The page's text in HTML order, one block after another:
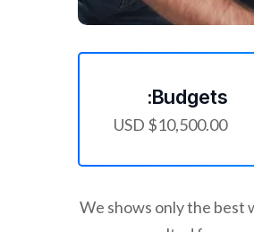
Budgets:
$10,500.00 USD
We shows only the best